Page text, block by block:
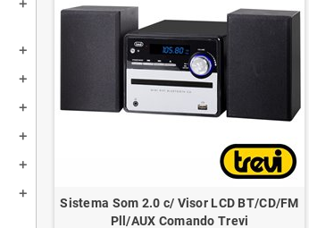
add
add
add
add
add
add
add
Sistema Som 2.0 c/ Visor LCD BT/CD/FM
Pll/AUX Comando Trevi